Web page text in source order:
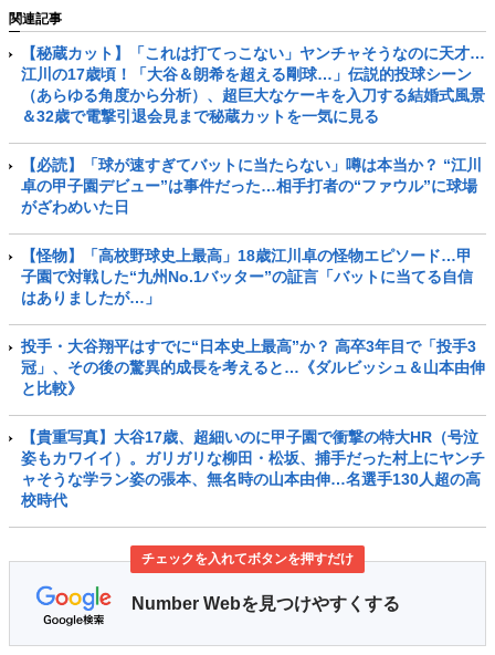
関連記事
【秘蔵カット】「これは打てっこない」ヤンチャそうなのに天才…
江川の17歳頃！「大谷＆朗希を超える剛球…」伝説的投球シーン
（あらゆる角度から分析）、超巨大なケーキを入刀する結婚式風景
＆32歳で電撃引退会見まで秘蔵カットを一気に見る
【必読】「球が速すぎてバットに当たらない」噂は本当か？ “江川
卓の甲子園デビュー”は事件だった…相手打者の“ファウル”に球場
がざわめいた日
【怪物】「高校野球史上最高」18歳江川卓の怪物エピソード…甲
子園で対戦した“九州No.1バッター”の証言「バットに当てる自信
はありましたが…」
投手・大谷翔平はすでに“日本史上最高”か？ 高卒3年目で「投手3
冠」、その後の驚異的成長を考えると…《ダルビッシュ＆山本由伸
と比較》
【貴重写真】大谷17歳、超細いのに甲子園で衝撃の特大HR（号泣
姿もカワイイ）。ガリガリな柳田・松坂、捕手だった村上にヤンチ
ャそうな学ラン姿の張本、無名時の山本由伸…名選手130人超の高
校時代
チェックを入れてボタンを押すだけ
Number Webを見つけやすくする